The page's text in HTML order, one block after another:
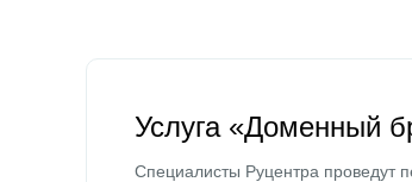
Услуга «Доменный
Специалисты Руцентра проведут